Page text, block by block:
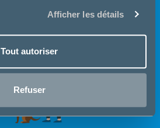
Afficher les détails
Tout autoriser
Refuser